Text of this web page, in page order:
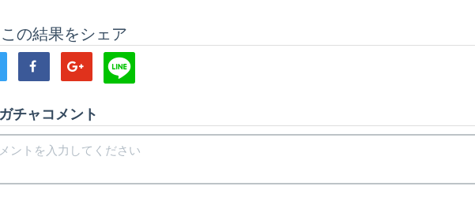
この結果をシェア
ガチャコメント